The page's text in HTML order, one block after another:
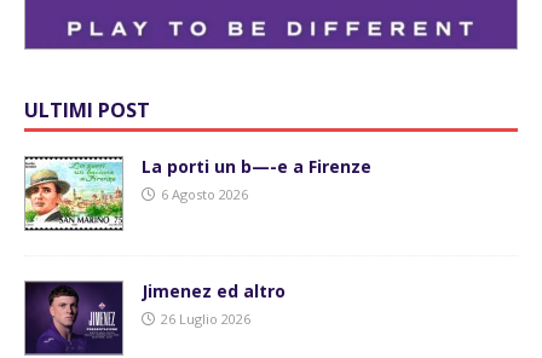
ULTIMI POST
La porti un b—-e a Firenze
6 Agosto 2026
Jimenez ed altro
26 Luglio 2026